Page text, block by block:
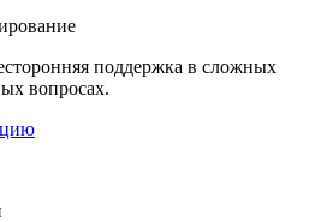
поддержка в сложных
вопросах.